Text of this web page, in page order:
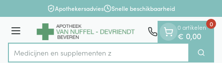
Ga naar de inhoudApothekersadvies Snelle beschikbaarheid
Menu
Product, merk, categorie...
Medicijnen Zoek
0 artikelen
€ 0,00
0